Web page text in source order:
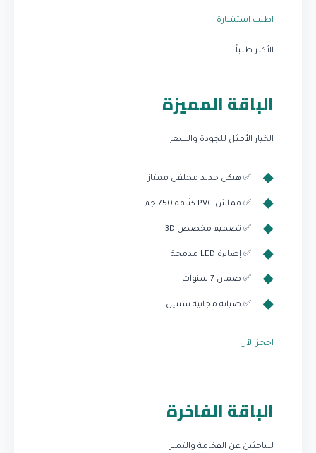
اطلب استشارة
الأكثر طلباً
الباقة المميزة
الخيار الأمثل للجودة والسعر
✅ هيكل حديد مجلفن ممتاز
✅ قماش PVC كثافة 750 جم
✅ تصميم مخصص 3D
✅ إضاءة LED مدمجة
✅ ضمان 7 سنوات
✅ صيانة مجانية سنتين
احجز الآن
الباقة الفاخرة
للباحثين عن الفخامة والتميز